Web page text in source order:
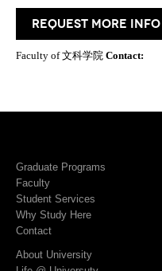
request more info
Faculty of 文科学院 Contact:
Graduate Programs
Faculty
Student Services
Why Study Here
Contact
About University